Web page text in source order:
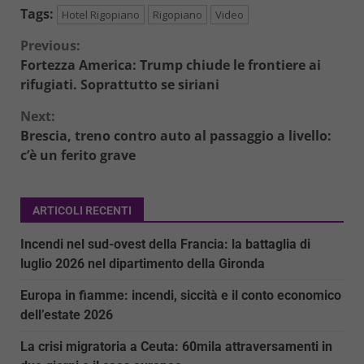
Tags: Hotel Rigopiano Rigopiano Video
Continue
Reading
Previous:
Fortezza America: Trump chiude le frontiere ai
rifugiati. Soprattutto se siriani
Next:
Brescia, treno contro auto al passaggio a livello:
c’è un ferito grave
ARTICOLI RECENTI
Incendi nel sud-ovest della Francia: la battaglia di
luglio 2026 nel dipartimento della Gironda
Europa in fiamme: incendi, siccità e il conto economico
dell’estate 2026
La crisi migratoria a Ceuta: 60mila attraversamenti in